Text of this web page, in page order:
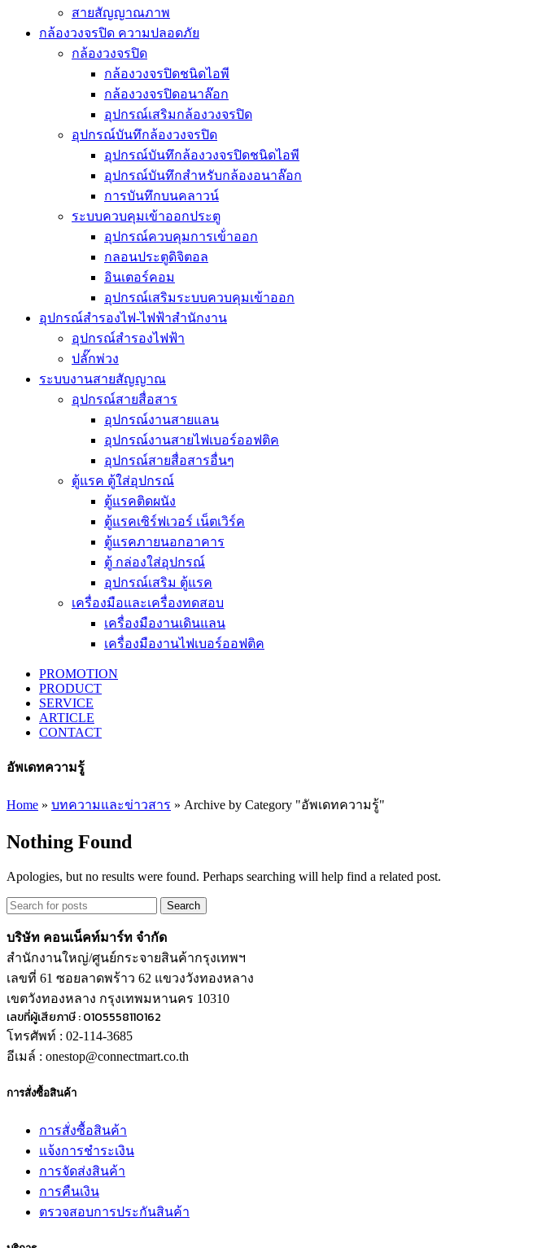
สายสัญญาณภาพ
กล้องวงจรปิด ความปลอดภัย
กล้องวงจรปิด
กล้องวงจรปิดชนิดไอพี
กล้องวงจรปิดอนาล๊อก
อุปกรณ์เสริมกล้องวงจรปิด
อุปกรณ์บันทึกล้องวงจรปิด
อุปกรณ์บันทึกล้องวงจรปิดชนิดไอพี
อุปกรณ์บันทึกสำหรับกล้องอนาล๊อก
การบันทึกบนคลาวน์
ระบบควบคุมเข้าออกประตู
อุปกรณ์ควบคุมการเข้่าออก
กลอนประตูดิจิตอล
อินเตอร์คอม
อุปกรณ์เสริมระบบควบคุมเข้าออก
อุปกรณ์สำรองไฟ-ไฟฟ้าสำนักงาน
อุปกรณ์สำรองไฟฟ้า
ปลั๊กพ่วง
ระบบงานสายสัญญาณ
อุปกรณ์สายสื่อสาร
อุปกรณ์งานสายแลน
อุปกรณ์งานสายไฟเบอร์ออฟติค
อุปกรณ์สายสื่อสารอื่นๆ
ตู้แรค ตู้ใส่อุปกรณ์
ตู้แรคติดผนัง
ตู้แรคเซิร์ฟเวอร์ เน็ตเวิร์ค
ตู้แรคภายนอกอาคาร
ตู้ กล่องใส่อุปกรณ์
อุปกรณ์เสริม ตู้แรค
เครื่องมือและเครื่องทดสอบ
เครื่องมืองานเดินแลน
เครื่องมืองานไฟเบอร์ออฟติค
PROMOTION
PRODUCT
SERVICE
ARTICLE
CONTACT
อัพเดทความรู้
Home » บทความและข่าวสาร » Archive by Category "อัพเดทความรู้"
Nothing Found
Apologies, but no results were found. Perhaps searching will help find a related post.
Search
บริษัท คอนเน็คท์มาร์ท จำกัด
สำนักงานใหญ่/ศูนย์กระจายสินค้ากรุงเทพฯ
เลขที่ 61 ซอยลาดพร้าว 62 แขวงวังทองหลาง
เขตวังทองหลาง กรุงเทพมหานคร 10310
เลขที่ผู้เสียภาษี : 0105558110162
โทรศัพท์ : 02-114-3685
อีเมล์ : onestop@connectmart.co.th
การสั่งซื้อสินค้า
การสั่งซื้อสินค้า
แจ้งการชำระเงิน
การจัดส่งสินค้า
การคืนเงิน
ตรวจสอบการประกันสินค้า